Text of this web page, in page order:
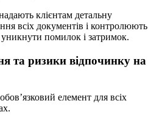
клієнтам детальну
всіх документів і контролюють
помилок і затримок.
та ризики відпочинку на
елемент для всіх